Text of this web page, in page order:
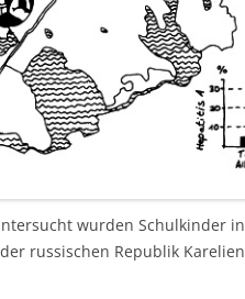
wurden Schulkinder
russischen Republik